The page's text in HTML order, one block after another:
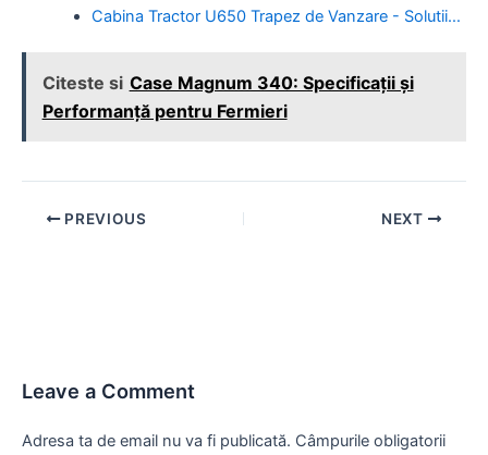
Cabina Tractor U650 Trapez de Vanzare - Solutii…
Citeste si Case Magnum 340: Specificații și
Performanță pentru Fermieri
Post PREVIOUS NEXT
Leave a Comment
Adresa ta de email nu va fi publicată. Câmpurile obligatorii